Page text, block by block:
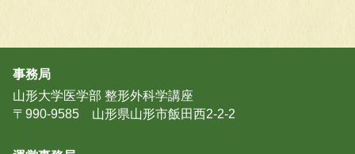
事務局
山形大学医学部 整形外科学講座
〒990-9585 山形県山形市飯田西2-2-2